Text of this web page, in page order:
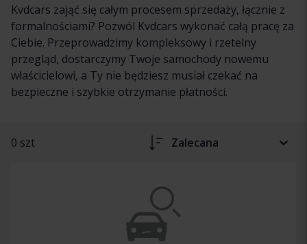
Kvdcars zająć się całym procesem sprzedaży, łącznie z
formalnościami? Pozwól Kvdcars wykonać całą pracę za
Ciebie. Przeprowadzimy kompleksowy i rzetelny
przegląd, dostarczymy Twoje samochody nowemu
właścicielowi, a Ty nie będziesz musiał czekać na
bezpieczne i szybkie otrzymanie płatności.
0 szt Zalecana